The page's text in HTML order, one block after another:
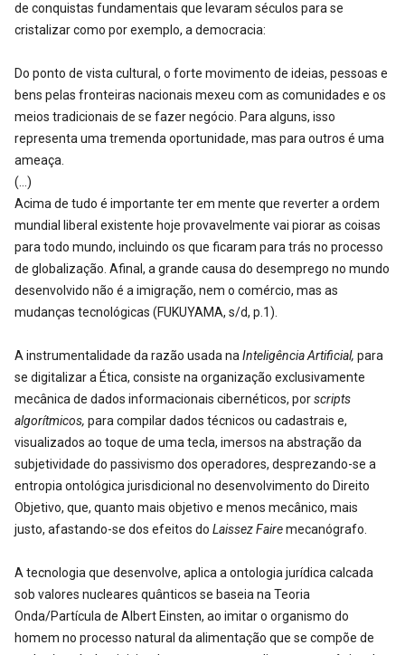
de conquistas fundamentais que levaram séculos para se
cristalizar como por exemplo, a democracia:
Do ponto de vista cultural, o forte movimento de ideias, pessoas e
bens pelas fronteiras nacionais mexeu com as comunidades e os
meios tradicionais de se fazer negócio. Para alguns, isso
representa uma tremenda oportunidade, mas para outros é uma
ameaça.
(…)
Acima de tudo é importante ter em mente que reverter a ordem
mundial liberal existente hoje provavelmente vai piorar as coisas
para todo mundo, incluindo os que ficaram para trás no processo
de globalização. Afinal, a grande causa do desemprego no mundo
desenvolvido não é a imigração, nem o comércio, mas as
mudanças tecnológicas (FUKUYAMA, s/d, p.1).
A instrumentalidade da razão usada na Inteligência Artificial, para
se digitalizar a Ética, consiste na organização exclusivamente
mecânica de dados informacionais cibernéticos, porscripts
algorítmicos, para compilar dados técnicos ou cadastrais e,
visualizados ao toque de uma tecla, imersos na abstração da
subjetividade do passivismo dos operadores, desprezando-se a
entropia ontológica jurisdicional no desenvolvimento do Direito
Objetivo, que, quanto mais objetivo e menos mecânico, mais
justo, afastando-se dos efeitos do Laissez Fairemecanógrafo.
A tecnologia que desenvolve, aplica a ontologia jurídica calcada
sob valores nucleares quânticos se baseia na Teoria
Onda/Partícula de Albert Einsten, ao imitar o organismo do
homem no processo natural da alimentação que se compõe de